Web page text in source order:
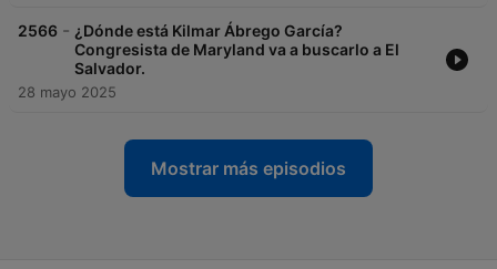
2566 - ¿Dónde está Kilmar Ábrego García?
Congresista de Maryland va a buscarlo a El
Salvador.
28 mayo 2025
Mostrar más episodios